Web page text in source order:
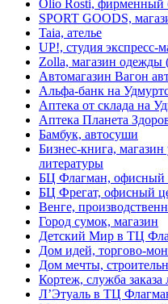
Olio Rosti, фирменный
SPORT GOODS,
Taia, ателье
UP!, студия экспресс-
Zolla, магазин
Автомагазин Вагон
Альфа-банк на
Аптека от склада на
Аптека Планета
Бамбук, автосуши
Бизнес-книга,
литературы
БЦ Флагман, офисный
БЦ Фрегат, офисный
Венге,
Город сумок, магазин
Детский Мир в ТЦ
Дом идей, торгово-
Дом мечты,
Кортеж, служба заказа
Л’Этуаль в ТЦ